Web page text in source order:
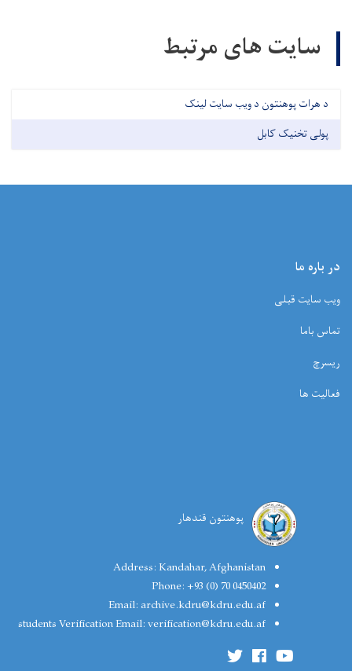
سایت های مرتبط
د هرات پوهنتون د ویب سایت لینک
پولی تخنیک کابل
در باره ما
ویب سایت قبلی
تماس باما
ریسرچ
فعالیت ها
پوهنتون قندهار
Address:Kandahar, Afghanistan
Phone: +93 (0) 70 0450402
Email:archive.kdru@kdru.edu.af
students Verification Email:verification@kdru.edu.af